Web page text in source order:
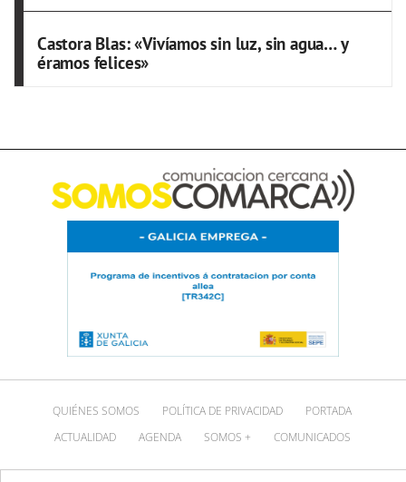
Castora Blas: «Vivíamos sin luz, sin agua… y
éramos felices»
QUIÉNES SOMOS POLÍTICA DE PRIVACIDAD
PORTADA
ACTUALIDAD
AGENDA SOMOS + COMUNICADOS